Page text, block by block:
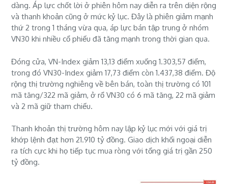
dàng. Áp lực chốt lời ở phiên hôm nay diễn ra trên diện rộng
và thanh khoản cũng ở mức kỷ lục. Đây là phiên giảm mạnh
thứ 2 trong 1 tháng vừa qua, áp lực bán tập trung ở nhóm
VN30 khi nhiều cổ phiếu đã tăng mạnh trong thời gian qua.
Đóng cửa, VN-Index giảm 13,13 điểm xuống 1.303,57 điểm,
trong đó VN30-Index giảm 17,73 điểm còn 1.437,38 điểm. Độ
rộng thị trường nghiêng về bên bán, toàn thị trường có 101
mã tăng/322 mã giảm, ở rổ VN30 có 6 mã tăng, 22 mã giảm
và 2 mã giữ tham chiếu.
Thanh khoản thị trường hôm nay lập kỷ lục mới với giá trị
khớp lệnh đạt hơn 21.910 tỷ đồng. Giao dịch khối ngoại diễn
ra tích cực khi họ tiếp tục mua ròng với tổng giá trị gần 250
tỷ đồng.